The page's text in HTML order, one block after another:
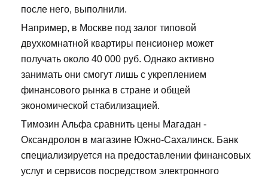
после него, выполнили.
Например, в Москве под залог типовой
двухкомнатной квартиры пенсионер может
получать около 40 000 руб. Однако активно
занимать они смогут лишь с укреплением
финансового рынка в стране и общей
экономической стабилизацией.
Tимозин Альфа сравнить цены Магадан -
Оксандролон в магазине Южно-Сахалинск. Банк
специализируется на предоставлении финансовых
услуг и сервисов посредством электронного